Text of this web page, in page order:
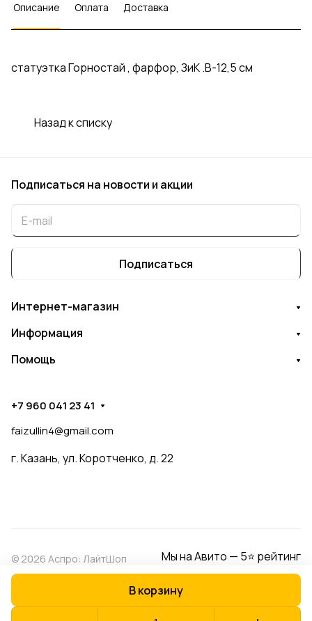
В корзину
Описание Оплата Доставка
статуэтка Горностай , фарфор, ЗиК .В-12,5 см
Назад к списку
Подписаться на новости и акции
Подписаться
Интернет-магазин
Информация
Помощь
+7 960 041 23 41
faizullin4@gmail.com
г. Казань, ул. Коротченко, д. 22
© 2026 Аспро: ЛайтШоп Мы на Авито — 5⭐ рейтинг
Оферта
Разработано в